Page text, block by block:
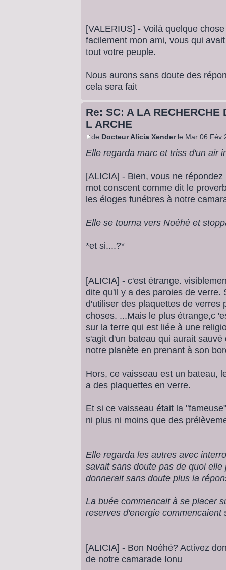
[VALERIUS] - Voilà quelque
facilement mon ami, vous qui
tout votre peuple.
Nous aurons sans doute des
cela sera fait
Re: SC: A LA RECHERCHE
L ARCHE
de Docteur Alicia Xenderle Mar 06 Fév
Elle regarda marc et triss d'un air
[ALICIA] - Bien, vous ne
mot conscent comme dit le
les éloges funébres à notre
Elle se tourna vers Noéhé et
*et si....?*
[ALICIA] - c'est étrange.
dite qu'il y a des paroies de verre.
d'utiliser des plaquettes de verres
choses. ...Mais le plus étrange,c
sur la terre qui est liée à une
s'agit d'un bateau qui aurait
notre planète en prenant à son
Hors, ce vaisseau est un bateau,
a des plaquettes en verre.
Et si ce vaisseau était la
ni plus ni moins que des
Elle regarda les autres avec
savait sans doute pas de quoi
donnerait sans doute plus la
La buée commencait à se placer
reserves d'energie
[ALICIA] - Bon Noéhé? Activez
de notre camarade Ionu